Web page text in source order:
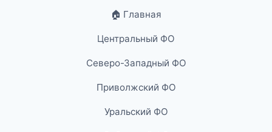
🏠 Главная
Центральный ФО
Северо-Западный ФО
Приволжский ФО
Уральский ФО